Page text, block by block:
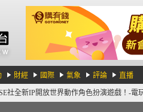
財經 國際 氣象 評論 直播
社全新IP開放世界動作角色扮演遊戲！-電